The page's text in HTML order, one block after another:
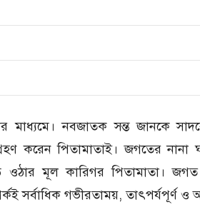
মাধ্যমে। নবজাতক সন্ত জানকে
করেন পিতামাতাই। জগতের নানা
ওঠার মূল কারিগর পিতামাতা। জগত
সর্বাধিক গভীরতাময়, তাৎপর্যপূর্ণ ও